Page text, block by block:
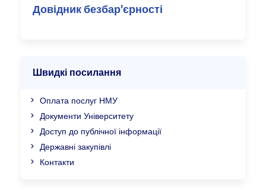
Довідник безбар’єрності
Швидкі посилання
Оплата послуг НМУ
Документи Університету
Доступ до публічної інформації
Державні закупівлі
Контакти